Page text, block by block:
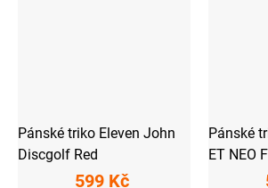
Pánské triko Eleven John
Discgolf Red
599 Kč
Pánské
ET NEO